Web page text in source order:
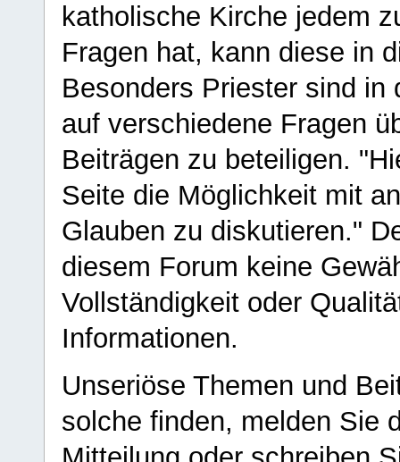
katholische Kirche jedem
Fragen hat, kann diese in
Besonders Priester sind in
auf verschiedene Fragen
Beiträgen zu beteiligen.
Seite die Möglichkeit mit
Glauben zu diskutieren."
diesem Forum keine
Vollständigkeit oder
Informationen.
Unseriöse Themen und
solche finden, melden Sie